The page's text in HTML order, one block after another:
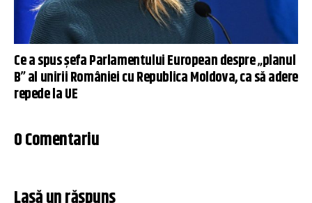
Ce a spus șefa Parlamentului European despre „planul
B” al unirii României cu Republica Moldova, ca să adere
repede la UE
0 Comentariu